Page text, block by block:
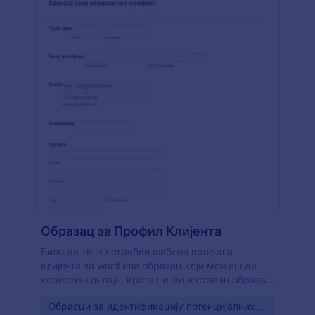
Образац за Профил Клијента
Било да ти је потребан шаблон профила
клијента за word или образац који можеш да
користиш онлајн, кратак и једноставан образац
Профил Клијента ће поставити основна (али
Go to Category:
Oбрасци за идентификацију потенцијалних